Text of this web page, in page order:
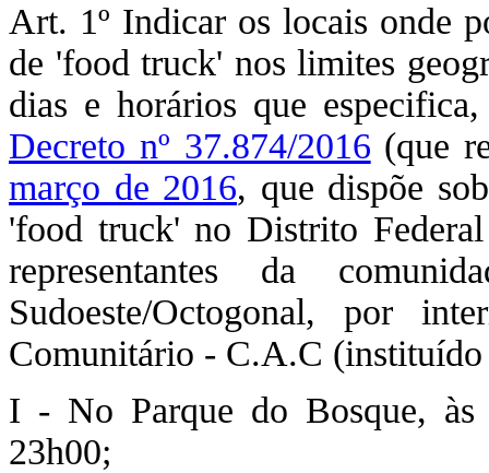
Art. 1º Indicar os locais onde
de 'food truck' nos limites
dias e horários que
Decreto nº 37.874/2016 (que
março de 2016, que dispõe
'food truck' no Distrito
representantes da
Sudoeste/Octogonal, por
Comunitário - C.A.C (instituído
I - No Parque do Bosque, às
23h00;